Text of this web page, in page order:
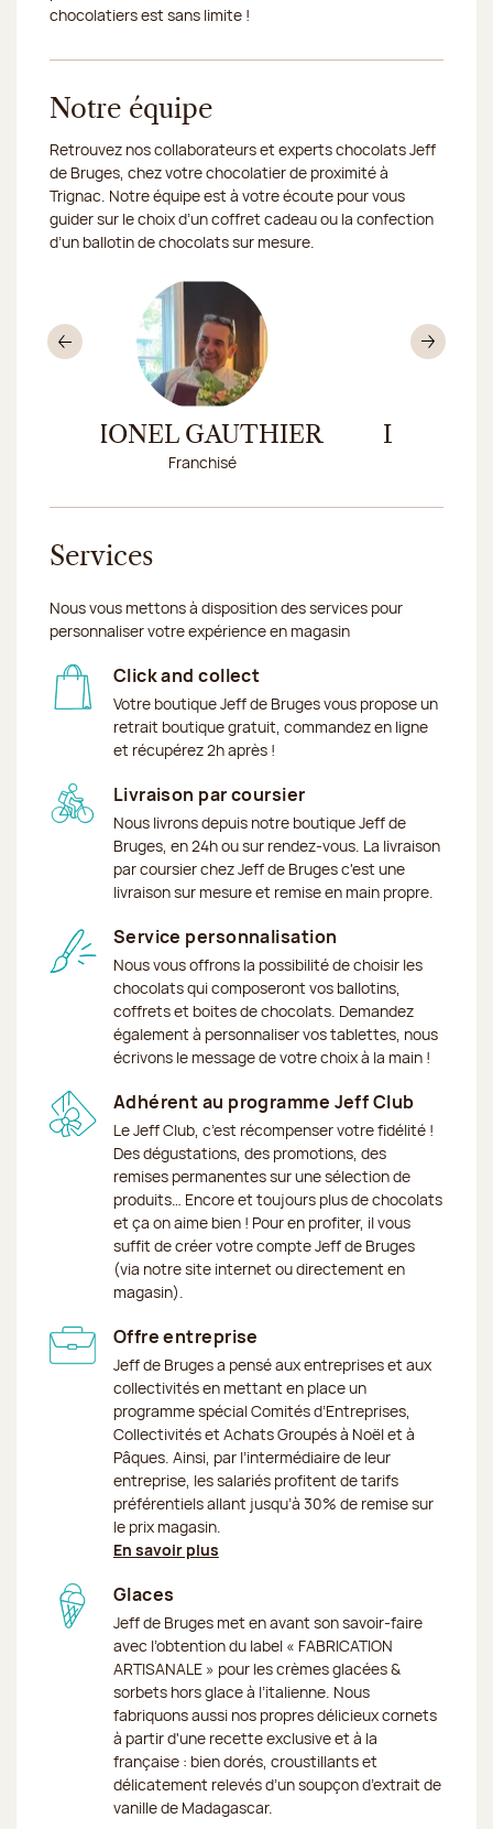
chocolatiers est sans limite !
Notre équipe
Retrouvez nos collaborateurs et experts chocolats Jeff
de Bruges, chez votre chocolatier de proximité à
Trignac. Notre équipe est à votre écoute pour vous
guider sur le choix d’un coffret cadeau ou la confection
d’un ballotin de chocolats sur mesure.
LIONEL GAUTHIER
Franchisé
LYDIA
Précédent
Services
Nous vous mettons à disposition des services pour
personnaliser votre expérience en magasin
Click and collect
Votre boutique Jeff de Bruges vous propose un
retrait boutique gratuit, commandez en ligne
et récupérez 2h après !
Livraison par coursier
Nous livrons depuis notre boutique Jeff de
Bruges, en 24h ou sur rendez-vous. La livraison
par coursier chez Jeff de Bruges c'est une
livraison sur mesure et remise en main propre.
Service personnalisation
Nous vous offrons la possibilité de choisir les
chocolats qui composeront vos ballotins,
coffrets et boites de chocolats. Demandez
également à personnaliser vos tablettes, nous
écrivons le message de votre choix à la main !
Adhérent au programme Jeff Club
Le Jeff Club, c’est récompenser votre fidélité !
Des dégustations, des promotions, des
remises permanentes sur une sélection de
produits… Encore et toujours plus de chocolats
et ça on aime bien ! Pour en profiter, il vous
suffit de créer votre compte Jeff de Bruges
(via notre site internet ou directement en
magasin).
Offre entreprise
Jeff de Bruges a pensé aux entreprises et aux
collectivités en mettant en place un
programme spécial Comités d’Entreprises,
Collectivités et Achats Groupés à Noël et à
Pâques. Ainsi, par l’intermédiaire de leur
entreprise, les salariés profitent de tarifs
préférentiels allant jusqu’à 30% de remise sur
le prix magasin.
En savoir plus
Glaces
Jeff de Bruges met en avant son savoir-faire
avec l’obtention du label « FABRICATION
ARTISANALE » pour les crèmes glacées &
sorbets hors glace à l’italienne. Nous
fabriquons aussi nos propres délicieux cornets
à partir d'une recette exclusive et à la
française : bien dorés, croustillants et
délicatement relevés d’un soupçon d’extrait de
vanille de Madagascar.